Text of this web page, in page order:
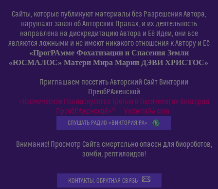
Сайты, которые публикуют материалы без Разрешения Автора,
нарушают закон об Авторских Правах, и их деятельность
направлена на дискредитацию Автора и Её Идеи, они все
являются ложными и не имеют никакого отношения к Автору и Её
«ПрогРАмме Фохатизации и Спасения Земли
«ЮСМАЛОС» Матери Мира Марии ДЭВИ ХРИСТОС».
Приглашаем посетить Авторский Сайт Виктории
ПреобРАженской
«Космическое Полиискусство Третьего Тысячелетия Виктории
ПреобРАженской»©— VictoriaRA.com
СЛУШАТЬ РАДИО «ВИКТОРИЯ РА»
Внимание! Просмотр Сайта смертельно опасен для биороботов,
зомби, рептилоидов!
КОНТАКТЫ. ОБРАТНАЯ СВЯЗЬ